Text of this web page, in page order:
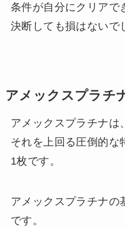
条件が自分にクリアで
決断しても損はないで
アメックスプラチ
アメックスプラチナは
それを上回る圧倒的な
1枚です。
アメックスプラチナの
です。